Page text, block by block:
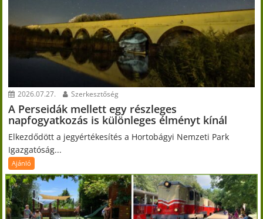
2026.07.27. Szerkesztőség
A Perseidák mellett egy részleges
napfogyatkozás is különleges élményt kínál
Elkezdődött a jegyértékesítés a Hortobágyi Nemzeti Park
Igazgatóság...
Ajánló